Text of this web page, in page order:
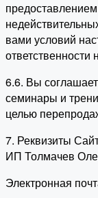
вами условий
ответственности
6.6. Вы
семинары и
целью
7. Реквизиты
ИП Толмачев
Электронная